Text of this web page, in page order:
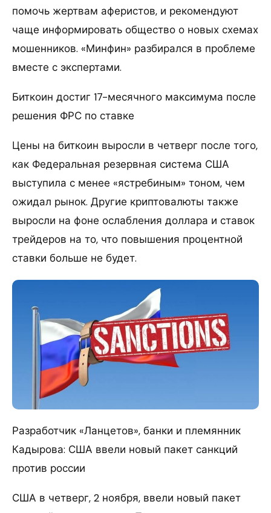
помочь жертвам аферистов, и рекомендуют
чаще информировать общество о новых схемах
мошенников. «Минфин» разбирался в проблеме
вместе с экспертами.
Биткоин достиг 17-месячного максимума после
решения ФРС по ставке
Цены на биткоин выросли в четверг после того,
как Федеральная резервная система США
выступила с менее «ястребиным» тоном, чем
ожидал рынок. Другие криптовалюты также
выросли на фоне ослабления доллара и ставок
трейдеров на то, что повышения процентной
ставки больше не будет.
Разработчик «Ланцетов», банки и племянник
Кадырова: США ввели новый пакет санкций
против россии
США в четверг, 2 ноября, ввели новый пакет